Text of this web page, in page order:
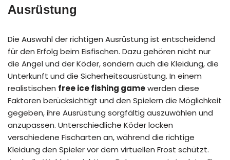
Ausrüstung
Die Auswahl der richtigen Ausrüstung ist entscheidend
für den Erfolg beim Eisfischen. Dazu gehören nicht nur
die Angel und der Köder, sondern auch die Kleidung, die
Unterkunft und die Sicherheitsausrüstung. In einem
realistischen free ice fishing gamewerden diese
Faktoren berücksichtigt und den Spielern die Möglichkeit
gegeben, ihre Ausrüstung sorgfältig auszuwählen und
anzupassen. Unterschiedliche Köder locken
verschiedene Fischarten an, während die richtige
Kleidung den Spieler vor dem virtuellen Frost schützt.